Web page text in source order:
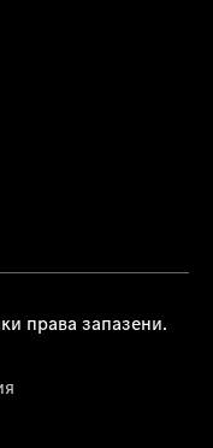
права запазени.